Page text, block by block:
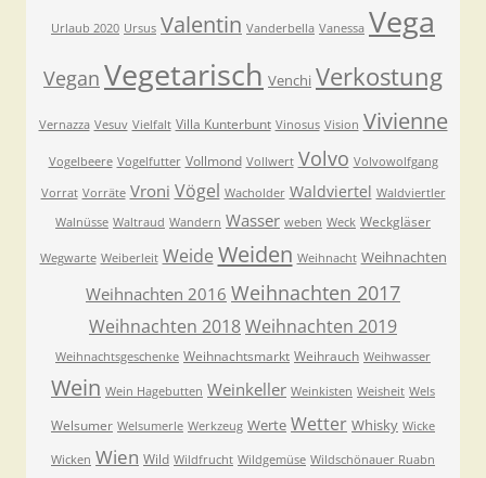
Urlaub 2020 Ursus Valentin Vanderbella Vanessa Vega
Vegan Vegetarisch Venchi Verkostung
Vernazza Vesuv Vielfalt Villa Kunterbunt Vinosus Vision Vivienne
Vogelbeere Vogelfutter Vollmond Vollwert Volvo Volvowolfgang
Vorrat Vorräte Vroni Vögel Wacholder Waldviertel Waldviertler
Walnüsse Waltraud Wandern Wasser weben Weck Weckgläser
Wegwarte Weiberleit Weide Weiden Weihnacht Weihnachten
Weihnachten 2016 Weihnachten 2017
Weihnachten 2018Weihnachten 2019
Weihnachtsgeschenke Weihnachtsmarkt Weihrauch Weihwasser
Wein Wein Hagebutten Weinkeller Weinkisten Weisheit Wels
Welsumer Welsumerle Werkzeug Werte Wetter Whisky Wicke
Wicken Wien Wild Wildfrucht Wildgemüse Wildschönauer Ruabn